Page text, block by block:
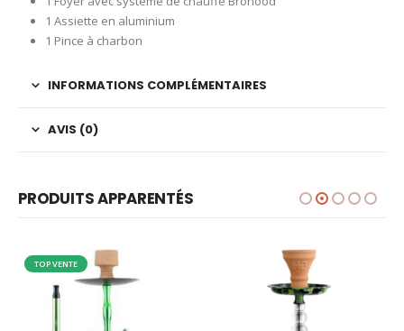
1 Assiette en aluminium
1 Pince à charbon
INFORMATIONS COMPLÉMENTAIRES
AVIS (0)
PRODUITS APPARENTÉS
TOP VENTE